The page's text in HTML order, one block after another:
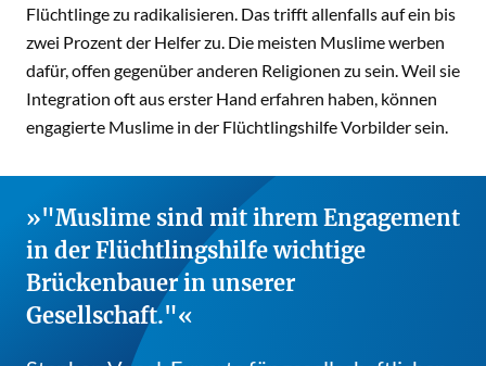
Flüchtlinge zu radikalisieren. Das trifft allenfalls auf ein bis
zwei Prozent der Helfer zu. Die meisten Muslime werben
dafür, offen gegenüber anderen Religionen zu sein. Weil sie
Integration oft aus erster Hand erfahren haben, können
engagierte Muslime in der Flüchtlingshilfe Vorbilder sein.
"Muslime sind mit ihrem Engagement
in der Flüchtlingshilfe wichtige
Brückenbauer in unserer
Gesellschaft."